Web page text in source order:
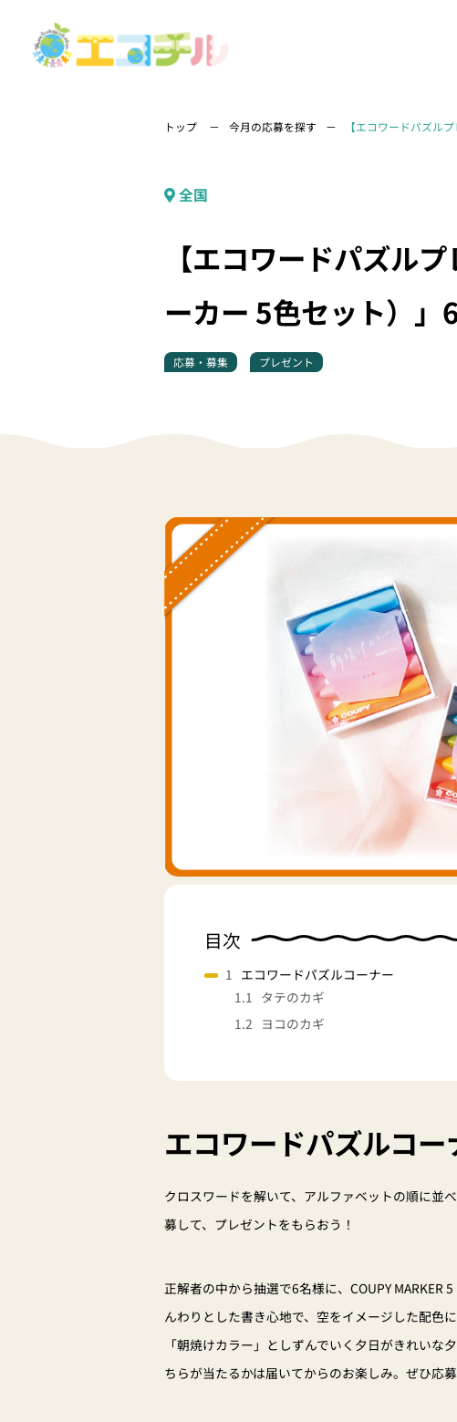
トップ 今月の応募を探す 【エコワードパズル
全国
【エコワードパズル
ーカー 5色セット）」
応募・募集 プレゼント
目次
エコワードパズルコーナー
タテのカギ
ヨコのカギ
エコワードパズルコー
クロスワードを解いて、アルファベットの順に並
募して、プレゼントをもらおう！
正解者の中から抽選で6名様に、COUPY
んわりとした書き心地で、空をイメージした配色
「朝焼けカラー」としずんでいく夕日がきれい
ちらが当たるかは届いてからのお楽しみ。ぜひ応募